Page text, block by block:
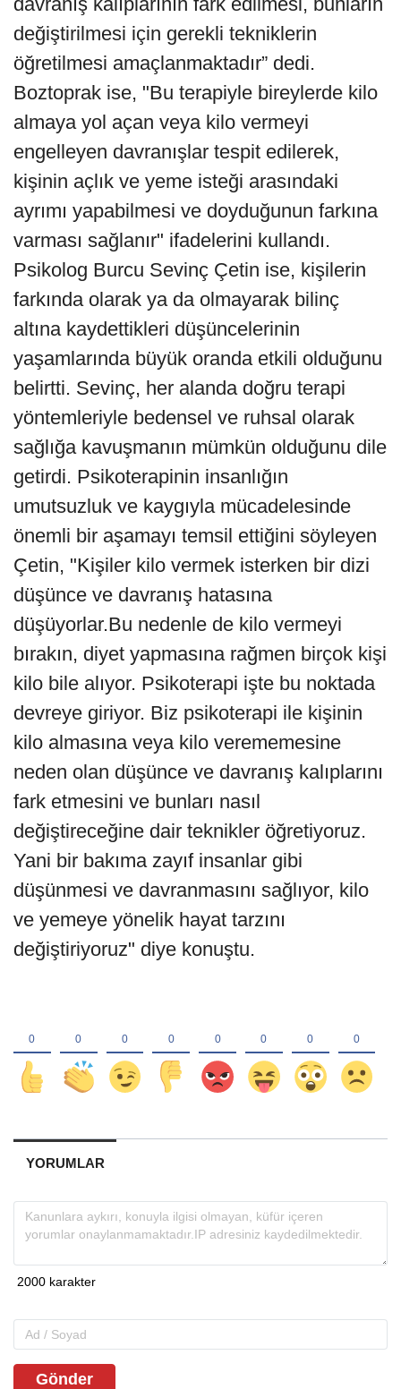
değiştirilmesi için gerekli tekniklerin
öğretilmesi amaçlanmaktadır” dedi.
Boztoprak ise, "Bu terapiyle bireylerde kilo
almaya yol açan veya kilo vermeyi
engelleyen davranışlar tespit edilerek,
kişinin açlık ve yeme isteği arasındaki
ayrımı yapabilmesi ve doyduğunun farkına
varması sağlanır" ifadelerini kullandı.
Psikolog Burcu Sevinç Çetin ise, kişilerin
farkında olarak ya da olmayarak bilinç
altına kaydettikleri düşüncelerinin
yaşamlarında büyük oranda etkili olduğunu
belirtti. Sevinç, her alanda doğru terapi
yöntemleriyle bedensel ve ruhsal olarak
sağlığa kavuşmanın mümkün olduğunu dile
getirdi. Psikoterapinin insanlığın
umutsuzluk ve kaygıyla mücadelesinde
önemli bir aşamayı temsil ettiğini söyleyen
Çetin, "Kişiler kilo vermek isterken bir dizi
düşünce ve davranış hatasına
düşüyorlar.Bu nedenle de kilo vermeyi
bırakın, diyet yapmasına rağmen birçok kişi
kilo bile alıyor. Psikoterapi işte bu noktada
devreye giriyor. Biz psikoterapi ile kişinin
kilo almasına veya kilo verememesine
neden olan düşünce ve davranış kalıplarını
fark etmesini ve bunları nasıl
değiştireceğine dair teknikler öğretiyoruz.
Yani bir bakıma zayıf insanlar gibi
düşünmesi ve davranmasını sağlıyor, kilo
ve yemeye yönelik hayat tarzını
değiştiriyoruz" diye konuştu.
YORUMLAR
Gönder